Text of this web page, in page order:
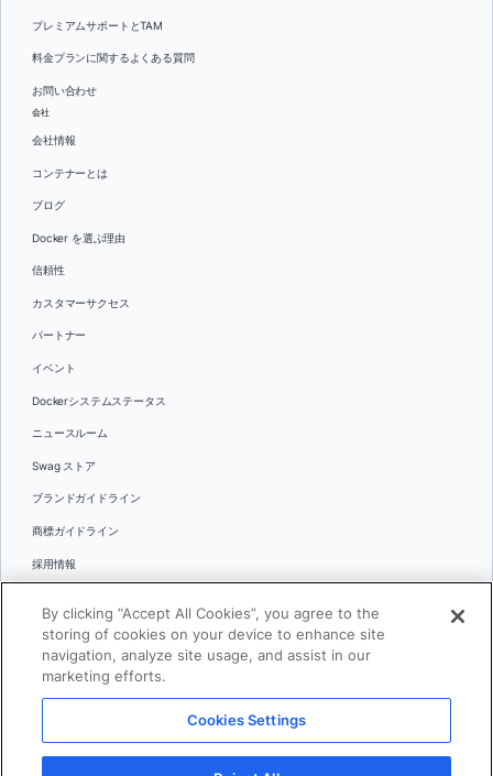
プレミアムサポートとTAM
料金プランに関するよくある質問
お問い合わせ
会社
会社情報
コンテナーとは
ブログ
Docker を選ぶ理由
信頼性
カスタマーサクセス
パートナー
イベント
Dockerシステムステータス
ニュースルーム
Swag ストア
ブランドガイドライン
商標ガイドライン
採用情報
言語
日本語
© 2026 Docker Inc.全著作権所有
By clicking “Accept All Cookies”, you agree to the
storing of cookies on your device to enhance site
navigation, analyze site usage, and assist in our
marketing efforts.
Cookies Settings